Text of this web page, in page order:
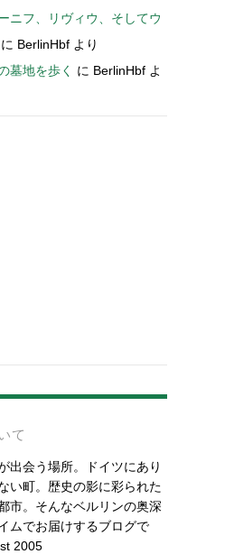
ニフ、リヴィウ、そしてウ
に BerlinHbf より
墓地を歩く
に BerlinHbf よ
て
出会う場所。ドイツにあり
い町。歴史の影に彩られた
市。そんなベルリンの奥深
ムでお届けするブログで
2005